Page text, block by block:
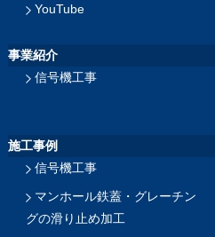
YouTube
事業紹介
信号機工事
施工事例
信号機工事
マンホール鉄蓋・グレーチン
グの滑り止め加工